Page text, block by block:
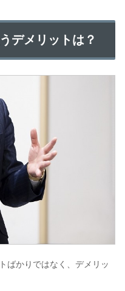
デメリットは？
ばかりではなく、デメリッ